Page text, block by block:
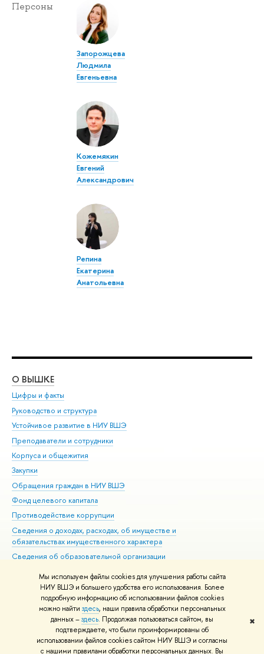
Мы используем файлы cookies для улучшения работы сайта
НИУ ВШЭ и большего удобства его использования. Более
подробную информацию об использовании файлов cookies
можно найти здесь, наши правила обработки персональных
данных –здесь. Продолжая пользоваться сайтом, вы
подтверждаете, что были проинформированы об
использовании файлов cookies сайтом НИУ ВШЭ и согласны
с нашими правилами обработки персональных данных. Вы
✖
Персоны
Запорожцева
Людмила
Евгеньевна
Кожемякин
Евгений
Александрович
Репина
Екатерина
Анатольевна
О ВЫШКЕ
Цифры и факты
Руководство и структура
Устойчивое развитие в НИУ ВШЭ
Преподаватели и сотрудники
Корпуса и общежития
Закупки
Обращения граждан в НИУ ВШЭ
Фонд целевого капитала
Противодействие коррупции
Сведения о доходах, расходах, об имуществе и
обязательствах имущественного характера
Сведения об образовательной организации
Людям с ограниченными возможностями здоровья
Единая платежная страница
Работа в Вышке
© НИУ ВШЭ 1993–2026 Адреса и контакты Условия использования
материалов Политика конфиденциальности Карта сайта